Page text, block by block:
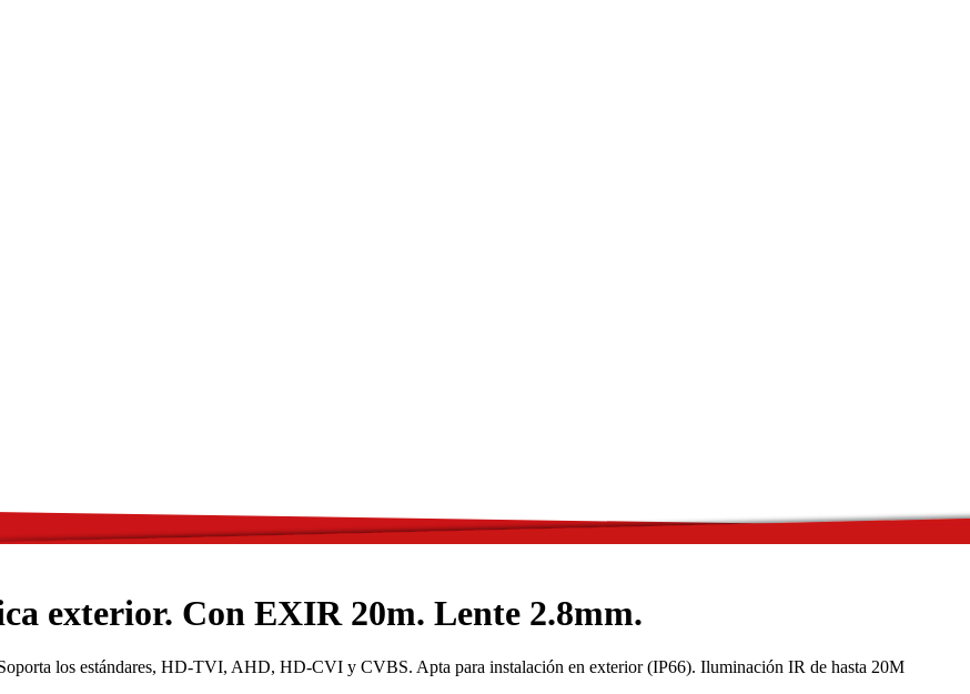
exterior. Con EXIR 20m. Lente 2.8mm.
los estándares, HD-TVI, AHD, HD-CVI y CVBS. Apta para instalación en exterior (IP66). Iluminación IR de hasta 20M